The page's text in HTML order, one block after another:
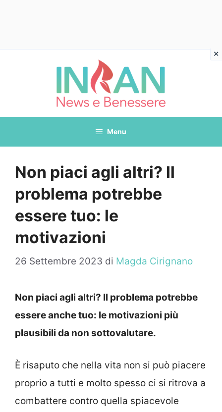
Menu
Non piaci agli altri? Il
problema potrebbe
essere tuo: le
motivazioni
26 Settembre 2023 di Magda Cirignano
Non piaci agli altri? Il problema potrebbe
essere anche tuo: le motivazioni più
plausibili da non sottovalutare.
È risaputo che nella vita non si può piacere
proprio a tutti e molto spesso ci si ritrova a
combattere contro quella spiacevole